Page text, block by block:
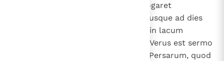
decretum, ut omnis homo, qui rogaret
quemquam de diis et hominibus usque ad dies
triginta, nisi a te, rex, mitteretur in lacum
leonum? ". Respondens rex ait: " Verus est sermo
iuxta decretum Medorum atque Persarum, quod